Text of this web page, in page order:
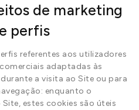
de marketing
perfis
referentes aos utilizadores
adaptadas às
a visita ao Site ou para
enquanto o
estes cookies são úteis